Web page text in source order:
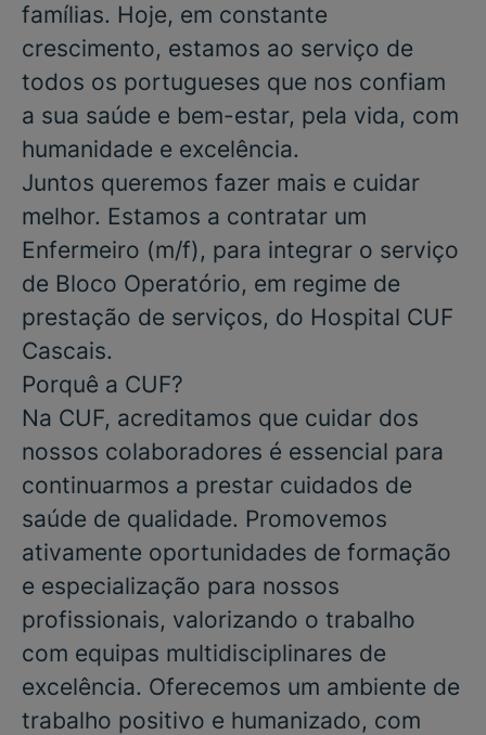
famílias. Hoje, em constante
crescimento, estamos ao serviço de
todos os portugueses que nos confiam
a sua saúde e bem-estar, pela vida, com
humanidade e excelência.
Juntos queremos fazer mais e cuidar
melhor. Estamos a contratar um
Enfermeiro (m/f), para integrar o serviço
de Bloco Operatório, em regime de
prestação de serviços, do Hospital CUF
Cascais.
Porquê a CUF?
Na CUF, acreditamos que cuidar dos
nossos colaboradores é essencial para
continuarmos a prestar cuidados de
saúde de qualidade. Promovemos
ativamente oportunidades de formação
e especialização para nossos
profissionais, valorizando o trabalho
com equipas multidisciplinares de
excelência. Oferecemos um ambiente de
trabalho positivo e humanizado, com